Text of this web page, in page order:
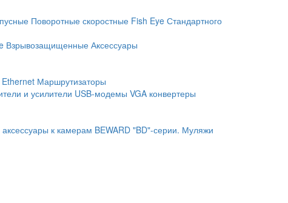
Поворотные скоростные Fish Eye Стандартного
Взрывозащищенные Аксессуары
Маршрутизаторы
и усилители USB-модемы VGA конвертеры
к камерам BEWARD "BD"-серии. Муляжи